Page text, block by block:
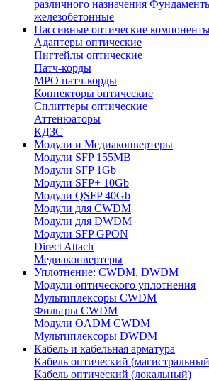
различного назначения
железобетонные
Пассивные оптические
Адаптеры оптические
Пигтейлы оптические
Патч-корды
MPO патч-корды
Коннекторы оптические
Сплиттеры оптические
Аттенюаторы
КДЗС
Модули и Медиаконвертеры
Модули SFP 155MB
Модули SFP 1Gb
Модули SFP+ 10Gb
Модули QSFP 40Gb
Модули для CWDM
Модули для DWDM
Модули SFP GPON
Direct Attach
Медиаконвертеры
Уплотнение: CWDM, DWDM
Модули оптического уплотнения
Мультиплексоры CWDM
Фильтры CWDM
Модули OADM CWDM
Мультиплексоры DWDM
Кабель и кабельная арматура
Кабель оптический
Кабель оптический (локальный)